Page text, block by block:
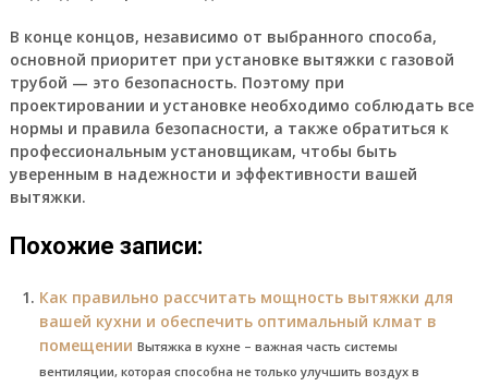
В конце концов, независимо от выбранного способа,
основной приоритет при установке вытяжки с газовой
трубой — это безопасность. Поэтому при
проектировании и установке необходимо соблюдать все
нормы и правила безопасности, а также обратиться к
профессиональным установщикам, чтобы быть
уверенным в надежности и эффективности вашей
вытяжки.
Похожие записи:
Как правильно рассчитать мощность вытяжки для
вашей кухни и обеспечить оптимальный клмат в
помещении Вытяжка в кухне – важная часть системы
вентиляции, которая способна не только улучшить воздух в